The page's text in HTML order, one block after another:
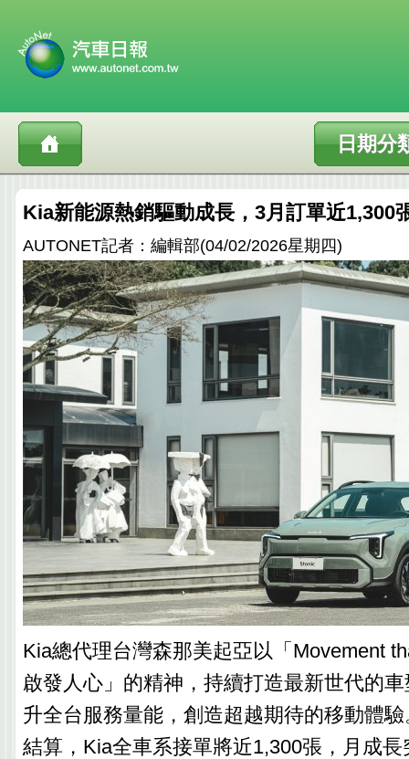
日期分
Kia新能源熱銷驅動成長，3月訂單近1,300
AUTONET記者：編輯部(04/02/2026星期四)
Kia總代理台灣森那美起亞以「Movement
啟發人心」的精神，持續打造最新世代的
升全台服務量能，創造超越期待的移動體
結算，Kia全車系接單將近1,300張，月成